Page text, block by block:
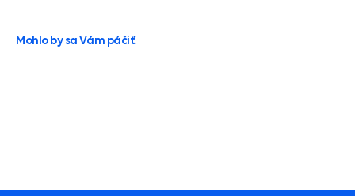
Mohlo by sa Vám páčiť